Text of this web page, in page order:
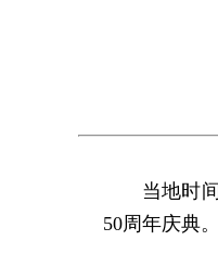
当地时
50周年庆典